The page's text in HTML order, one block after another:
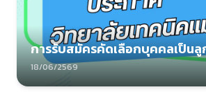
การรับสมัครคัดเลือกบุคคลเป็นลู
18/06/2569